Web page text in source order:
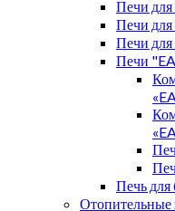
Печи
Печи
Печи для
Печи
Печь
Отопительные